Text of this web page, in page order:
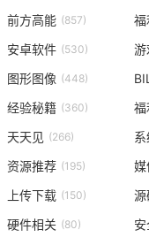
前方高能 (857) 福
安卓软件 (530) 游
图形图像 (448)
经验秘籍 (360) 福
天天见 (266)
资源推荐 (195) 媒
上传下载 (150) 源
硬件相关 (80)